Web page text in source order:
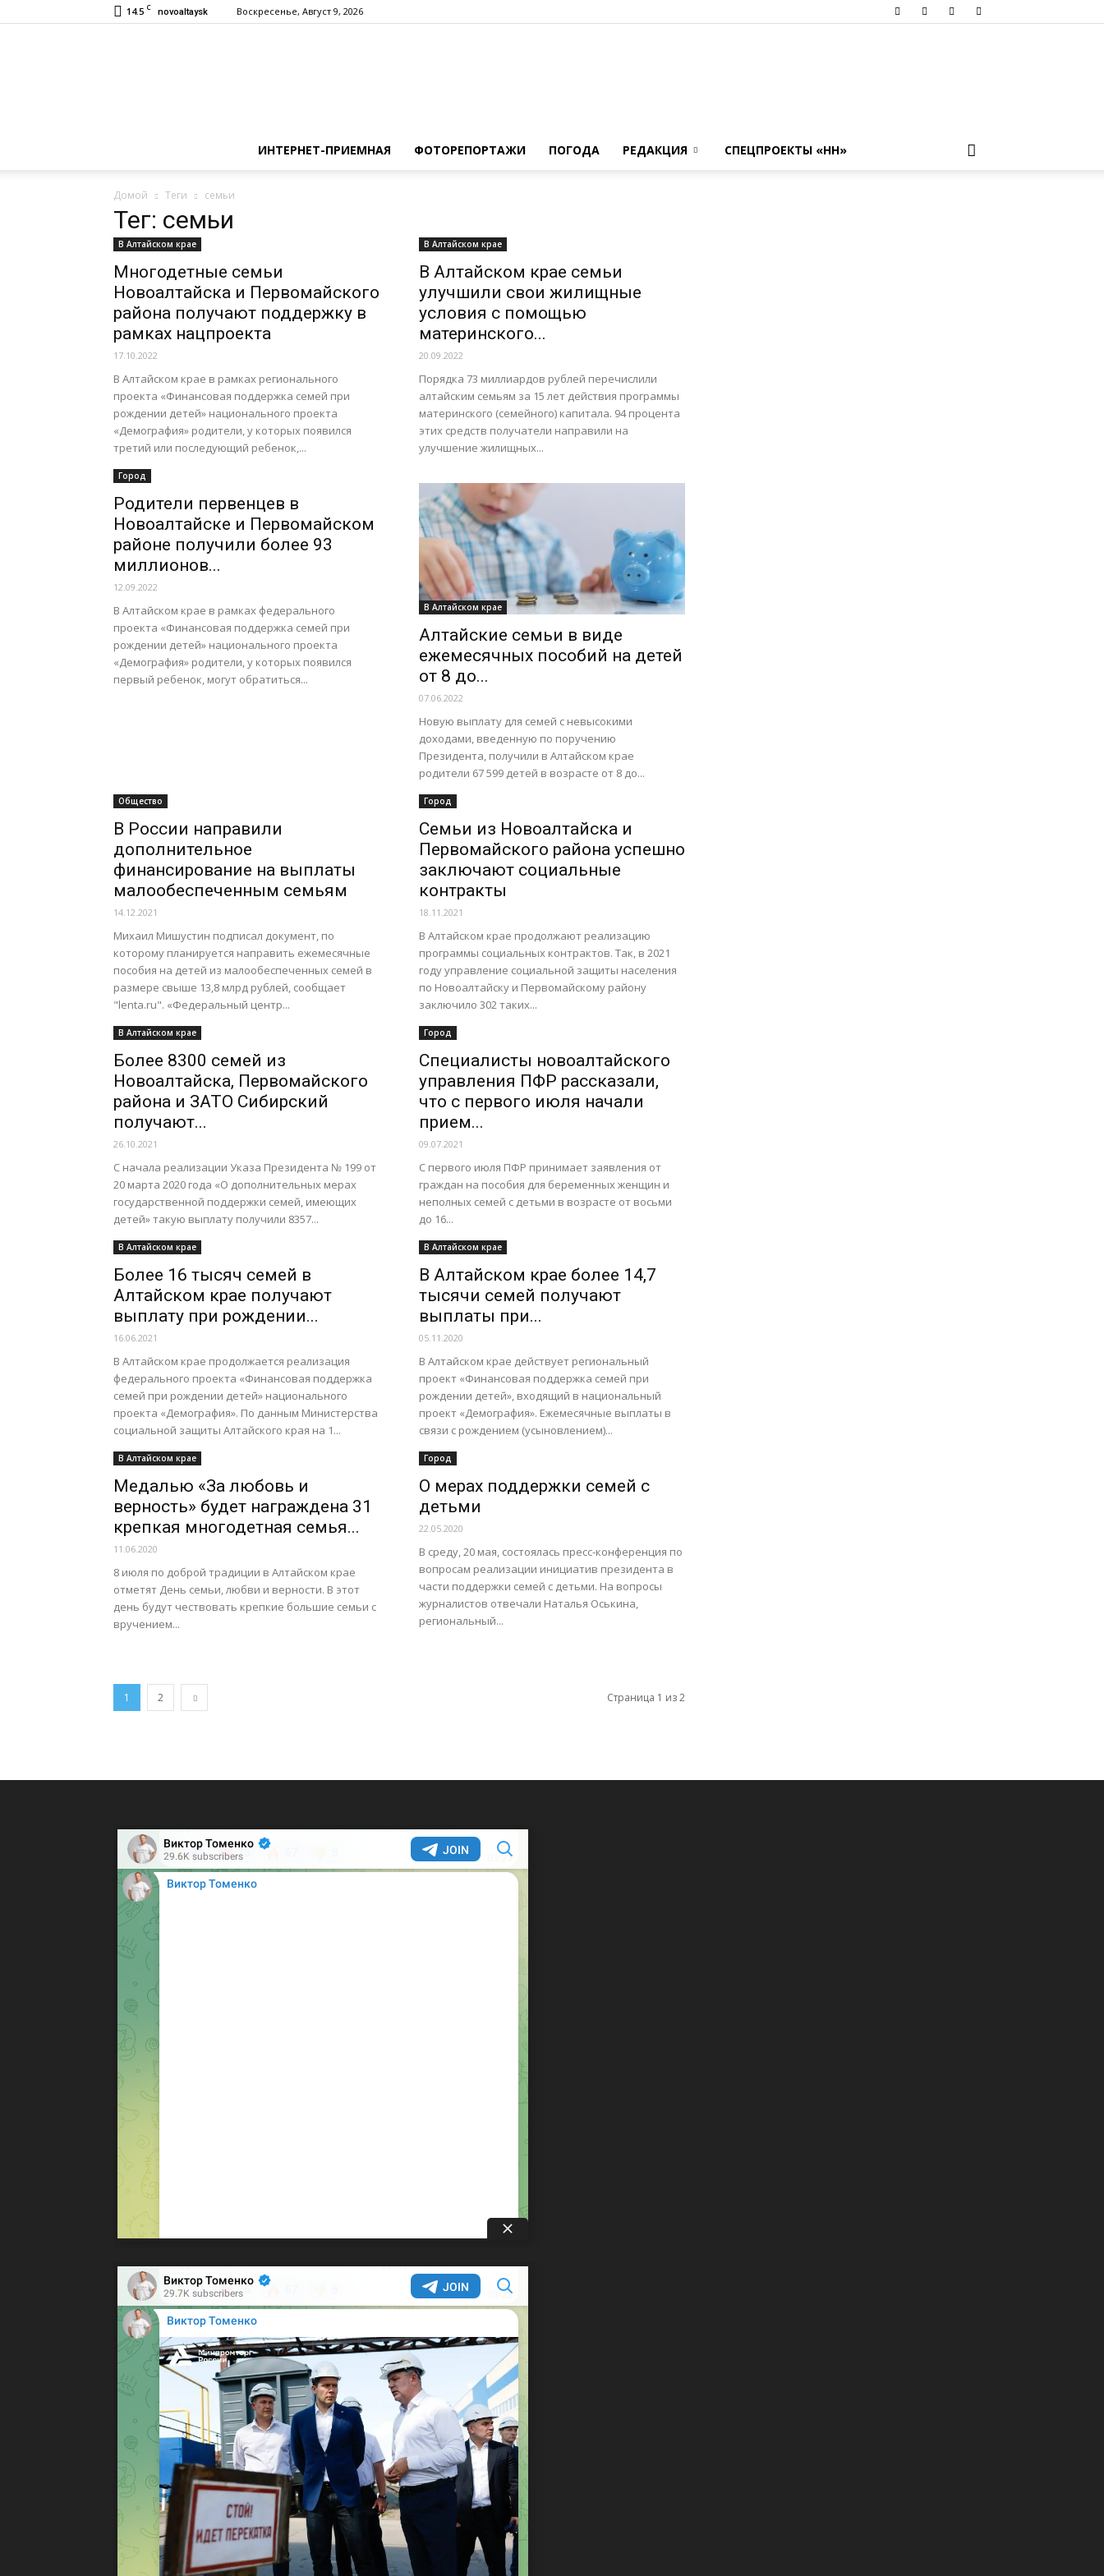
14.5 C novoaltaysk Воскресенье, Август 9, 2026
Новоалтайска
ИНТЕРНЕТ-ПРИЕМНАЯ ФОТОРЕПОРТАЖИ ПОГОДА РЕДАКЦИЯ СПЕЦПРОЕКТЫ «НН»
Домой Теги семьи
Тег: семьи
В Алтайском крае
Многодетные семьи
Новоалтайска и Первомайского
района получают поддержку в
рамках нацпроекта
17.10.2022
В Алтайском крае в рамках регионального
проекта «Финансовая поддержка семей при
рождении детей» национального проекта
«Демография» родители, у которых появился
третий или последующий ребенок,...
В Алтайском крае
В Алтайском крае семьи
улучшили свои жилищные
условия с помощью
материнского...
20.09.2022
Порядка 73 миллиардов рублей перечислили
алтайским семьям за 15 лет действия программы
материнского (семейного) капитала. 94 процента
этих средств получатели направили на
улучшение жилищных...
Город
Родители первенцев в
Новоалтайске и Первомайском
районе получили более 93
миллионов...
12.09.2022
В Алтайском крае в рамках федерального
проекта «Финансовая поддержка семей при
рождении детей» национального проекта
«Демография» родители, у которых появился
первый ребенок, могут обратиться...
В Алтайском крае
Алтайские семьи в виде
ежемесячных пособий на детей
от 8 до...
07.06.2022
Новую выплату для семей с невысокими
доходами, введенную по поручению
Президента, получили в Алтайском крае
родители 67 599 детей в возрасте от 8 до...
Общество
В России направили
дополнительное
финансирование на выплаты
малообеспеченным семьям
14.12.2021
Михаил Мишустин подписал документ, по
которому планируется направить ежемесячные
пособия на детей из малообеспеченных семей в
размере свыше 13,8 млрд рублей, сообщает
"lenta.ru". «Федеральный центр...
Город
Семьи из Новоалтайска и
Первомайского района успешно
заключают социальные
контракты
18.11.2021
В Алтайском крае продолжают реализацию
программы социальных контрактов. Так, в 2021
году управление социальной защиты населения
по Новоалтайску и Первомайскому району
заключило 302 таких...
В Алтайском крае
Более 8300 семей из
Новоалтайска, Первомайского
района и ЗАТО Сибирский
получают...
26.10.2021
С начала реализации Указа Президента № 199 от
20 марта 2020 года «О дополнительных мерах
государственной поддержки семей, имеющих
детей» такую выплату получили 8357...
Город
Специалисты новоалтайского
управления ПФР рассказали,
что с первого июля начали
прием...
09.07.2021
С первого июля ПФР принимает заявления от
граждан на пособия для беременных женщин и
неполных семей с детьми в возрасте от восьми
до 16...
В Алтайском крае
Более 16 тысяч семей в
Алтайском крае получают
выплату при рождении...
16.06.2021
В Алтайском крае продолжается реализация
федерального проекта «Финансовая поддержка
семей при рождении детей» национального
проекта «Демография». По данным Министерства
социальной защиты Алтайского края на 1...
В Алтайском крае
В Алтайском крае более 14,7
тысячи семей получают
выплаты при...
05.11.2020
В Алтайском крае действует региональный
проект «Финансовая поддержка семей при
рождении детей», входящий в национальный
проект «Демография». Ежемесячные выплаты в
связи с рождением (усыновлением)...
В Алтайском крае
Медалью «За любовь и
верность» будет награждена 31
крепкая многодетная семья...
11.06.2020
8 июля по доброй традиции в Алтайском крае
отметят День семьи, любви и верности. В этот
день будут чествовать крепкие большие семьи с
вручением...
Город
О мерах поддержки семей с
детьми
22.05.2020
В среду, 20 мая, состоялась пресс-конференция по
вопросам реализации инициатив президента в
части поддержки семей с детьми. На вопросы
журналистов отвечали Наталья Оськина,
региональный...
1 2 Страница 1 из 2